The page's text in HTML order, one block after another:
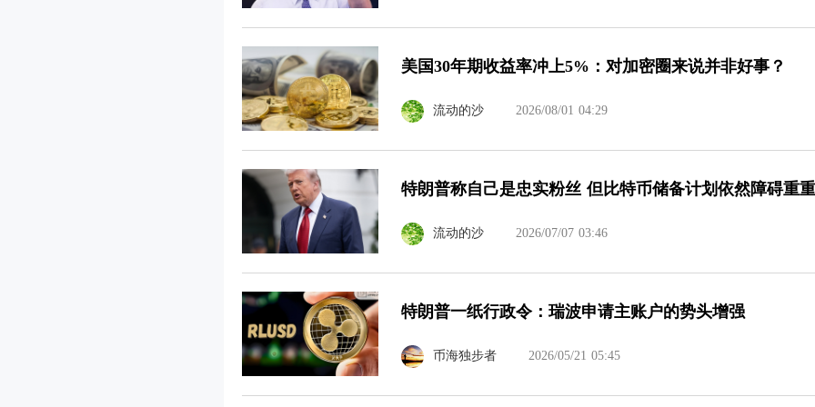
美国30年期收益率冲上5%：对加密圈来说并非好事？
流动的沙 2026/08/01 04:29
特朗普称自己是忠实粉丝 但比特币储备计划依然障碍重重
流动的沙 2026/07/07 03:46
特朗普一纸行政令：瑞波申请主账户的势头增强
币海独步者 2026/05/21 05:45